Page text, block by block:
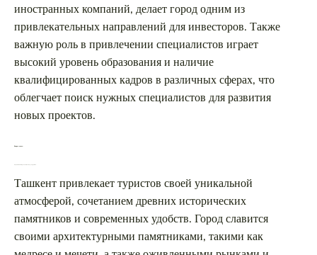
иностранных компаний, делает город одним из
привлекательных направлений для инвесторов. Также
важную роль в привлечении специалистов играет
высокий уровень образования и наличие
квалифицированных кадров в различных сферах, что
облегчает поиск нужных специалистов для развития
новых проектов.
Вопрос-ответ:
Ташкент привлекает туристов своей уникальной
атмосферой, сочетанием древних исторических
памятников и современных удобств. Город славится
своими архитектурными памятниками, такими как